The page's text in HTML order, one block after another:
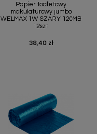
Papier toaletowy
makulaturowy jumbo
WELMAX 1W SZARY 120MB
12szt.
Cena
38,40 zł